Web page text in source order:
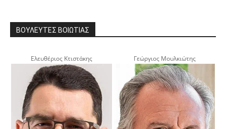
ΒΟΥΛΕΥΤΕΣ ΒΟΙΩΤΙΑΣ
Ελευθέριος Κτιστάκης Γεώργιος Μουλκιώτης